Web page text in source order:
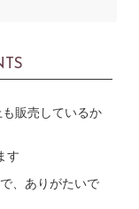
販売しているか
す
、ありがたいで